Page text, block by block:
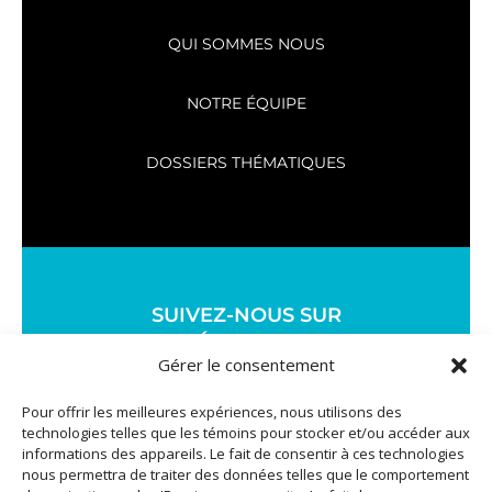
Gérer le consentement
Pour offrir les meilleures expériences, nous utilisons des
technologies telles que les témoins pour stocker et/ou accéder aux
informations des appareils. Le fait de consentir à ces technologies
nous permettra de traiter des données telles que le comportement
QUI SOMMES NOUS
NOTRE ÉQUIPE
DOSSIERS THÉMATIQUES
SUIVEZ-NOUS SUR